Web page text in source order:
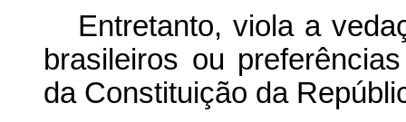
Entretanto, viola a
brasileiros ou
da Constituição da